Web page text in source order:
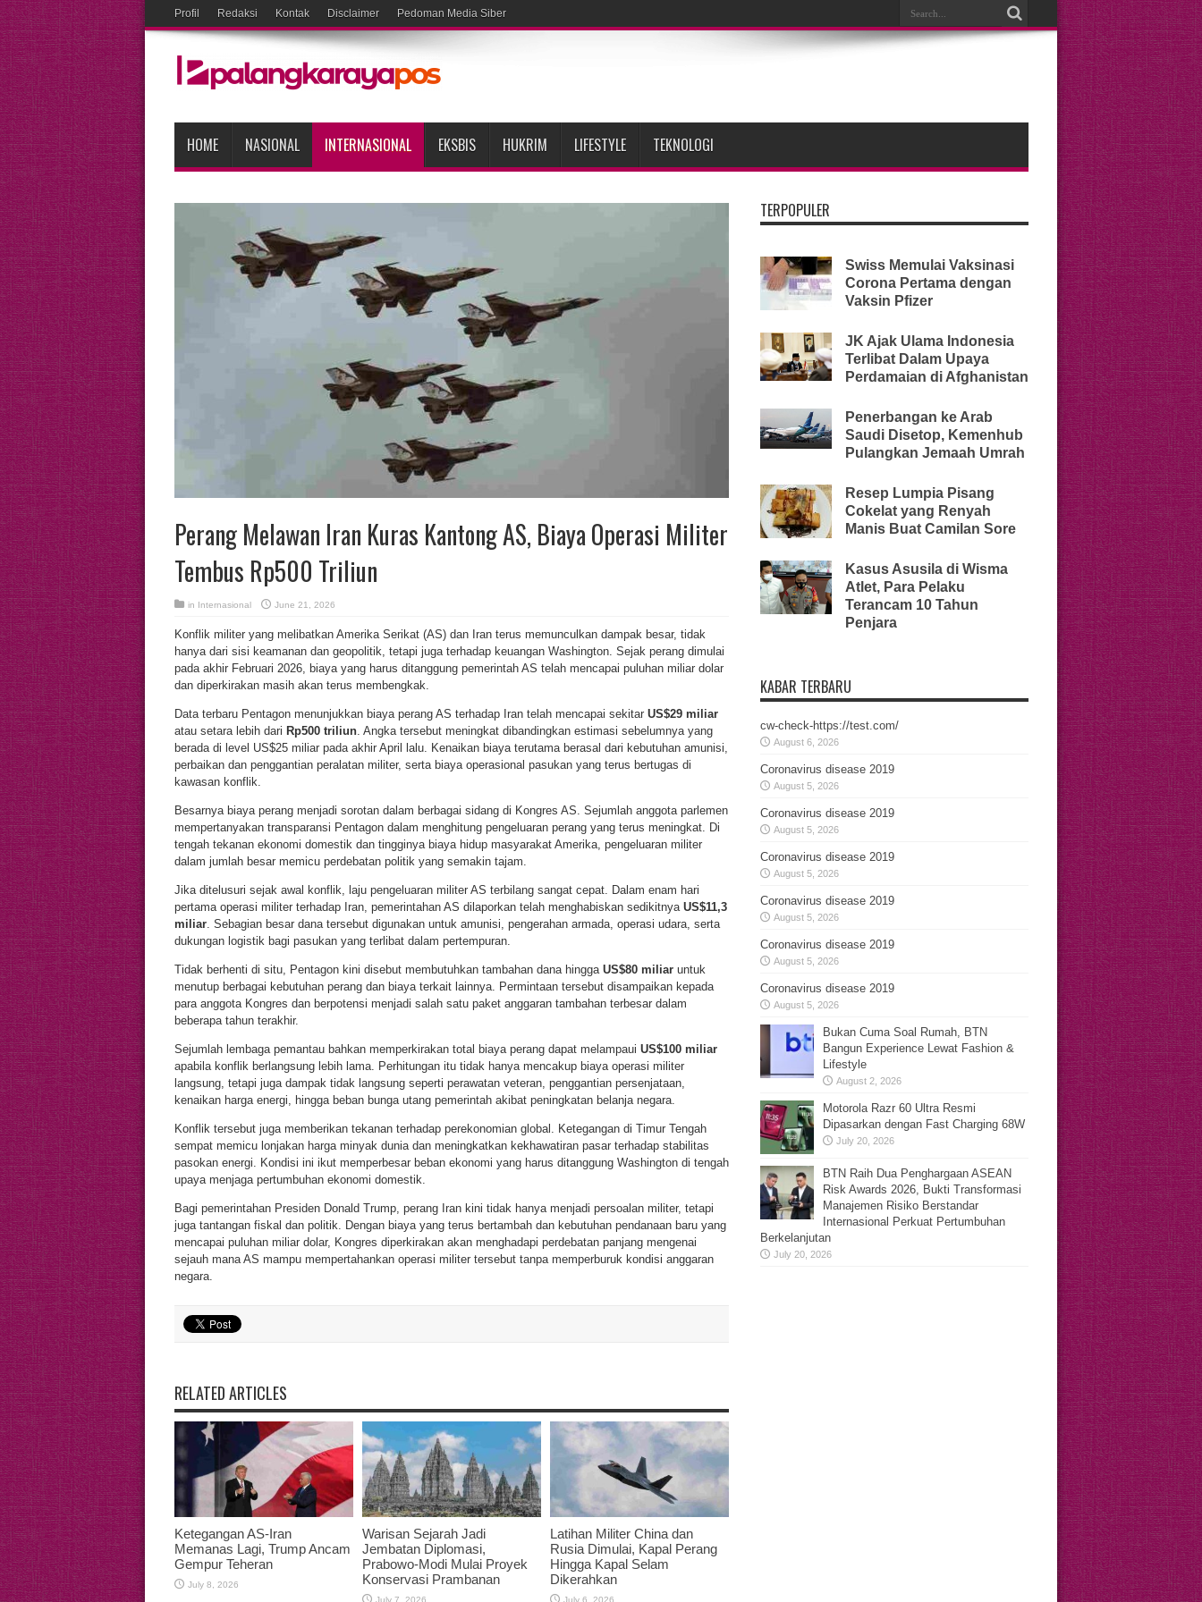
Profil Redaksi Kontak Disclaimer Pedoman Media Siber
HOME NASIONAL INTERNASIONAL EKSBIS HUKRIM LIFESTYLE TEKNOLOGI
Perang Melawan Iran Kuras Kantong AS, Biaya Operasi Militer
Tembus Rp500 Triliun
in Internasional June 21, 2026
Konflik militer yang melibatkan Amerika Serikat (AS) dan Iran terus memunculkan dampak besar, tidak
hanya dari sisi keamanan dan geopolitik, tetapi juga terhadap keuangan Washington. Sejak perang dimulai
pada akhir Februari 2026, biaya yang harus ditanggung pemerintah AS telah mencapai puluhan miliar dolar
dan diperkirakan masih akan terus membengkak.
Data terbaru Pentagon menunjukkan biaya perang AS terhadap Iran telah mencapai sekitar US$29 miliar
atau setara lebih dari Rp500 triliun. Angka tersebut meningkat dibandingkan estimasi sebelumnya yang
berada di level US$25 miliar pada akhir April lalu. Kenaikan biaya terutama berasal dari kebutuhan amunisi,
perbaikan dan penggantian peralatan militer, serta biaya operasional pasukan yang terus bertugas di
kawasan konflik.
Besarnya biaya perang menjadi sorotan dalam berbagai sidang di Kongres AS. Sejumlah anggota parlemen
mempertanyakan transparansi Pentagon dalam menghitung pengeluaran perang yang terus meningkat. Di
tengah tekanan ekonomi domestik dan tingginya biaya hidup masyarakat Amerika, pengeluaran militer
dalam jumlah besar memicu perdebatan politik yang semakin tajam.
Jika ditelusuri sejak awal konflik, laju pengeluaran militer AS terbilang sangat cepat. Dalam enam hari
pertama operasi militer terhadap Iran, pemerintahan AS dilaporkan telah menghabiskan sedikitnya US$11,3
miliar. Sebagian besar dana tersebut digunakan untuk amunisi, pengerahan armada, operasi udara, serta
dukungan logistik bagi pasukan yang terlibat dalam pertempuran.
Tidak berhenti di situ, Pentagon kini disebut membutuhkan tambahan dana hingga US$80 miliaruntuk
menutup berbagai kebutuhan perang dan biaya terkait lainnya. Permintaan tersebut disampaikan kepada
para anggota Kongres dan berpotensi menjadi salah satu paket anggaran tambahan terbesar dalam
beberapa tahun terakhir.
Sejumlah lembaga pemantau bahkan memperkirakan total biaya perang dapat melampaui US$100 miliar
apabila konflik berlangsung lebih lama. Perhitungan itu tidak hanya mencakup biaya operasi militer
langsung, tetapi juga dampak tidak langsung seperti perawatan veteran, penggantian persenjataan,
kenaikan harga energi, hingga beban bunga utang pemerintah akibat peningkatan belanja negara.
Konflik tersebut juga memberikan tekanan terhadap perekonomian global. Ketegangan di Timur Tengah
sempat memicu lonjakan harga minyak dunia dan meningkatkan kekhawatiran pasar terhadap stabilitas
pasokan energi. Kondisi ini ikut memperbesar beban ekonomi yang harus ditanggung Washington di tengah
upaya menjaga pertumbuhan ekonomi domestik.
Bagi pemerintahan Presiden Donald Trump, perang Iran kini tidak hanya menjadi persoalan militer, tetapi
juga tantangan fiskal dan politik. Dengan biaya yang terus bertambah dan kebutuhan pendanaan baru yang
mencapai puluhan miliar dolar, Kongres diperkirakan akan menghadapi perdebatan panjang mengenai
sejauh mana AS mampu mempertahankan operasi militer tersebut tanpa memperburuk kondisi anggaran
negara.
RELATED ARTICLES
Ketegangan AS-Iran
Memanas Lagi, Trump Ancam
Gempur Teheran
July 8, 2026
Warisan Sejarah Jadi
Jembatan Diplomasi,
Prabowo-Modi Mulai Proyek
Konservasi Prambanan
July 7, 2026
Latihan Militer China dan
Rusia Dimulai, Kapal Perang
Hingga Kapal Selam
Dikerahkan
July 6, 2026
TERPOPULER
Swiss Memulai Vaksinasi
Corona Pertama dengan
Vaksin Pfizer
JK Ajak Ulama Indonesia
Terlibat Dalam Upaya
Perdamaian di Afghanistan
Penerbangan ke Arab
Saudi Disetop, Kemenhub
Pulangkan Jemaah Umrah
Resep Lumpia Pisang
Cokelat yang Renyah
Manis Buat Camilan Sore
Kasus Asusila di Wisma
Atlet, Para Pelaku
Terancam 10 Tahun
Penjara
KABAR TERBARU
cw-check-https://test.com/
August 6, 2026
Coronavirus disease 2019
August 5, 2026
Coronavirus disease 2019
August 5, 2026
Coronavirus disease 2019
August 5, 2026
Coronavirus disease 2019
August 5, 2026
Coronavirus disease 2019
August 5, 2026
Coronavirus disease 2019
August 5, 2026
Bukan Cuma Soal Rumah, BTN
Bangun Experience Lewat Fashion &
Lifestyle
August 2, 2026
Motorola Razr 60 Ultra Resmi
Dipasarkan dengan Fast Charging 68W
July 20, 2026
BTN Raih Dua Penghargaan ASEAN
Risk Awards 2026, Bukti Transformasi
Manajemen Risiko Berstandar
Internasional Perkuat Pertumbuhan
Berkelanjutan
July 20, 2026